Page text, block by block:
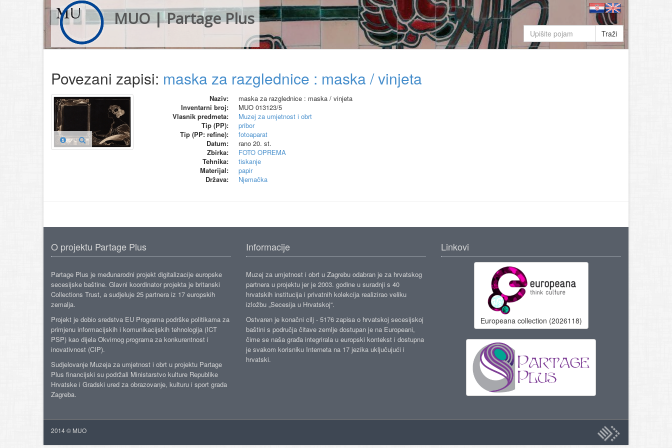
MUO | Partage Plus
Traži
Povezani zapisi: maska za razglednice : maska / vinjeta
Naziv:
maska za razglednice : maska / vinjeta
Inventarni broj:
MUO 013123/5
Vlasnik predmeta:
Muzej za umjetnost i obrt
Tip (PP):
pribor
Tip (PP: refine):
fotoaparat
Datum:
rano 20. st.
Zbirka:
FOTO OPREMA
Tehnika:
tiskanje
Materijal:
papir
Država:
Njemačka
O projektu Partage Plus
Partage Plus je međunarodni projekt digitalizacije europske
secesijske baštine. Glavni koordinator projekta je britanski
Collections Trust, a sudjeluje 25 partnera iz 17 europskih
zemalja.
Projekt je dobio sredstva EU Programa podrške politikama za
primjenu informacijskih i komunikacijskih tehnologija (ICT
PSP) kao dijela Okvirnog programa za konkurentnost i
inovativnost (CIP).
Sudjelovanje Muzeja za umjetnost i obrt u projektu Partage
Plus financijski su podržali Ministarstvo kulture Republike
Hrvatske i Gradski ured za obrazovanje, kulturu i sport grada
Zagreba.
Informacije
Muzej za umjetnost i obrt u Zagrebu odabran je za hrvatskog
partnera u projektu jer je 2003. godine u suradnji s 40
hrvatskih institucija i privatnih kolekcija realizirao veliku
izložbu „Secesija u Hrvatskoj“.
Ostvaren je konačni cilj - 5176 zapisa o hrvatskoj secesijskoj
baštini s područja čitave zemlje dostupan je na Europeani,
čime se naša građa integrirala u europski kontekst i dostupna
je svakom korisniku Interneta na 17 jezika uključujući i
hrvatski.
Linkovi
Europeana collection (2026118)
2014 © MUO